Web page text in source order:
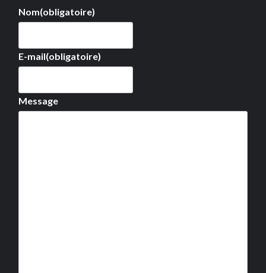
Nom(obligatoire)
E-mail(obligatoire)
Message